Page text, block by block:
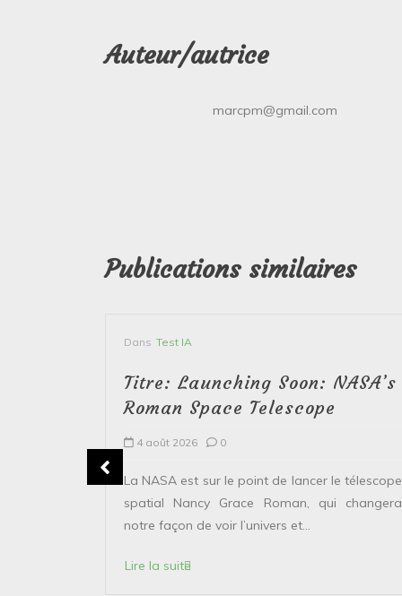
Auteur/autrice
marcpm@gmail.com
Publications similaires
Dans Test IA
Titre: Launching Soon: NASA’s
Roman Space Telescope
4 août 2026 0
La NASA est sur le point de lancer le télescope
spatial Nancy Grace Roman, qui changera
notre façon de voir l’univers et...
Lire la suite